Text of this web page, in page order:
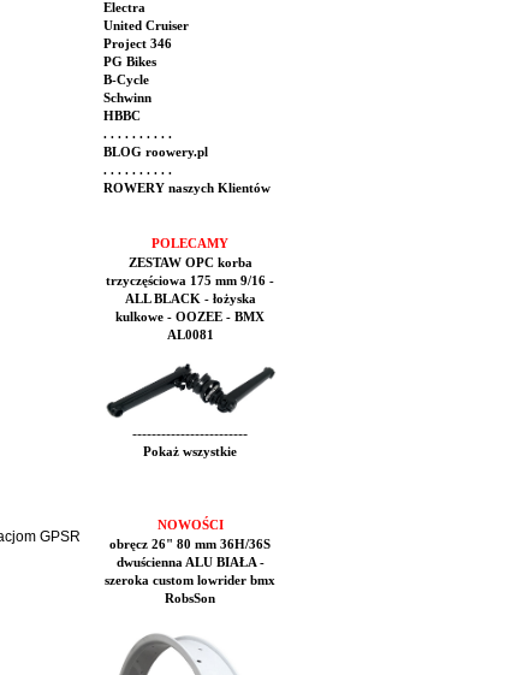
GPSR
Electra
United Cruiser
Project 346
PG Bikes
B-Cycle
Schwinn
HBBC
. . . . . . . . . .
BLOG roowery.pl
. . . . . . . . . .
ROWERY naszych Klientów
POLECAMY
ZESTAW OPC korba
trzyczęściowa 175 mm 9/16 -
ALL BLACK - łożyska
kulkowe - OOZEE - BMX
AL0081
------------------------
Pokaż wszystkie
NOWOŚCI
obręcz 26" 80 mm 36H/36S
dwuścienna ALU BIAŁA -
szeroka custom lowrider bmx
RobsSon